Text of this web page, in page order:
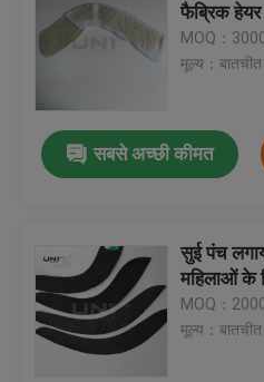
फैब्रिक
MOQ：
मूल्य：बातचीत
सबसे अच्छी कीमत
सुई पंच
महिलाओं के
MOQ：
मूल्य：बातचीत